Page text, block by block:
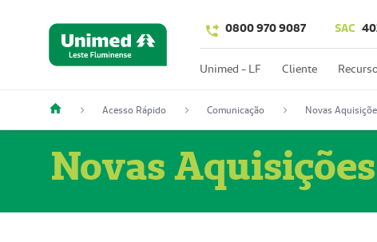
0800 970 9087 SAC
Unimed - LF Cliente
Acesso Rápido Comunicação Novas
Novas Aquisições